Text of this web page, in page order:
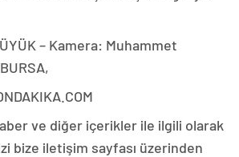
– Kamera: Muhammet
ve diğer içerikler ile ilgili olarak
bize iletişim sayfası üzerinden